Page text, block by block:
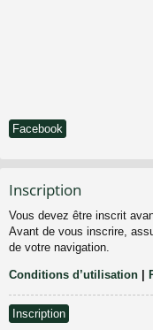
Facebook
Inscription
Vous devez être inscrit
Avant de vous inscrire,
de votre navigation.
Conditions d’utilisation |
Inscription